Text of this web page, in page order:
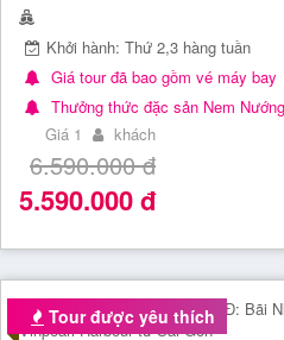
Khởi hành: Thứ 2,3 hàng tuần
Giá tour đã bao gồm vé máy bay
Thưởng thức đặc sản Nem
Giá 1
khách
6.590.000đ
5.590.000đ
Tour được yêu thích